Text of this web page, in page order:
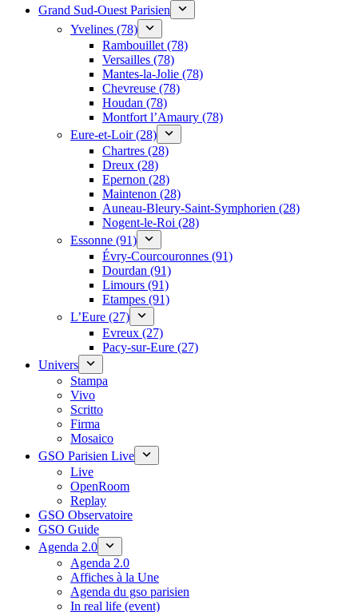
Grand Sud-Ouest Parisien
Yvelines (78)
Rambouillet (78)
Versailles (78)
Mantes-la-Jolie (78)
Chevreuse (78)
Houdan (78)
Montfort l’Amaury (78)
Eure-et-Loir (28)
Chartres (28)
Dreux (28)
Epernon (28)
Maintenon (28)
Auneau-Bleury-Saint-Symphorien (28)
Nogent-le-Roi (28)
Essonne (91)
Évry-Courcouronnes (91)
Dourdan (91)
Limours (91)
Etampes (91)
L’Eure (27)
Evreux (27)
Pacy-sur-Eure (27)
Univers
Stampa
Vivo
Scritto
Firma
Mosaico
GSO Parisien Live
Live
OpenRoom
Replay
GSO Observatoire
GSO Guide
Agenda 2.0
Agenda 2.0
Affiches à la Une
Agenda du gso parisien
In real life (event)